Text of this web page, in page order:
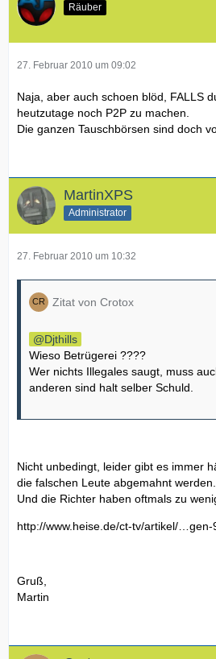
Räuber
27. Februar 2010 um 09:02
Naja, aber auch schoen blöd, FALLS
heutzutage noch P2P zu machen.
Die ganzen Tauschbörsen sind doch
MartinXPS
Administrator
27. Februar 2010 um 10:32
Zitat von Crotox
Djthills
Wieso Betrügerei ????
Wer nichts Illegales saugt, muss
anderen sind halt selber Schuld.
Nicht unbedingt, leider gibt es immer
die falschen Leute abgemahnt werden.
Und die Richter haben oftmals zu
http://www.heise.de/ct-tv/artikel/…gen-
Gruß,
Martin